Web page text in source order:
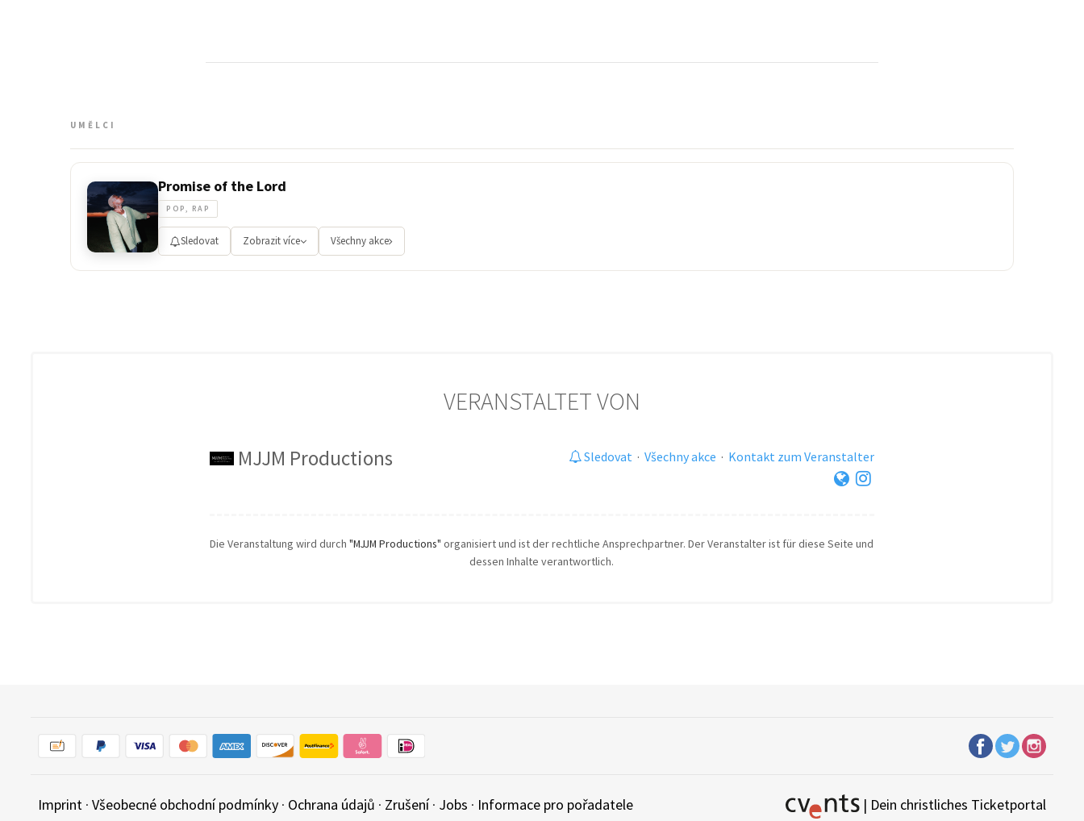
UMĚLCI
Promise of the Lord
POP, RAP
Sledovat Zobrazit více Všechny akce
VERANSTALTET VON
MJJM Productions Sledovat · Všechny akce · Kontakt zum Veranstalter
Die Veranstaltung wird durch"MJJM Productions" organisiert und ist der rechtliche Ansprechpartner. Der Veranstalter ist für diese Seite und
dessen Inhalte verantwortlich.
Imprint · Všeobecné obchodní podmínky · Ochrana údajů · Zrušení· Jobs · Informace pro pořadatele | Dein christliches Ticketportal